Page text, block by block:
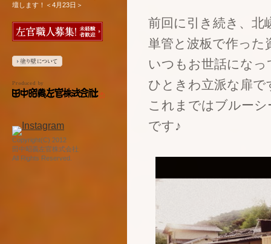
壇します！＜4月23日＞
Copyright(C) 2012
田中昭義左官株式会社
All Rights Reserved.
前回に引き続き、北
単管と波板で作った
いつもお世話にな
ひときわ立派な扉で
これまではブルー
です♪